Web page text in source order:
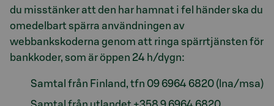
du misstänker att den har hamnat i fel händer ska du
omedelbart spärra användningen av
webbankskoderna genom att ringa spärrtjänsten för
bankkoder, som är öppen 24 h/dygn:
Samtal från Finland, tfn 09 6964 6820 (lna/msa)